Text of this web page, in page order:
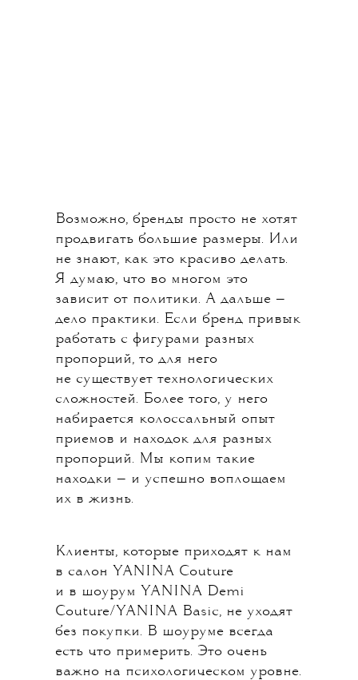
Возможно, бренды просто не хотят
продвигать большие размеры. Или
не знают, как это красиво делать.
Я думаю, что во многом это
зависит от политики. А дальше —
дело практики. Если бренд привык
работать с фигурами разных
пропорций, то для него
не существует технологических
сложностей. Более того, у него
набирается колоссальный опыт
приемов и находок для разных
пропорций. Мы копим такие
находки — и успешно воплощаем
их в жизнь.
Клиенты, которые приходят к нам
в салон YANINA Couture
и в шоурум YANINA Demi
Couture/YANINA Basic, не уходят
без покупки. В шоуруме всегда
есть что примерить. Это очень
важно на психологическом уровне.